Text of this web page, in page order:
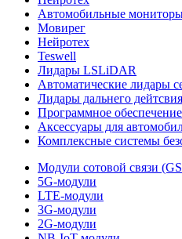
Автомобильные
Мовирег
Нейротех
Teswell
Лидары LSLiDAR
Автоматические лидары
Лидары дальнего дейтсвия
Программное
Аксессуары для
Комплексные системы
Модули сотовой связи
5G-модули
LTE-модули
3G-модули
2G-модули